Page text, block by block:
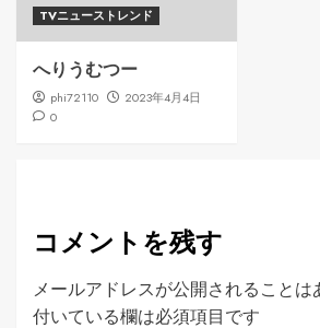
TVニューストレンド
へりうむつー
phi72110
2023年4月4日
0
コメントを残す
メールアドレスが公開されることは
付いている欄は必須項目です